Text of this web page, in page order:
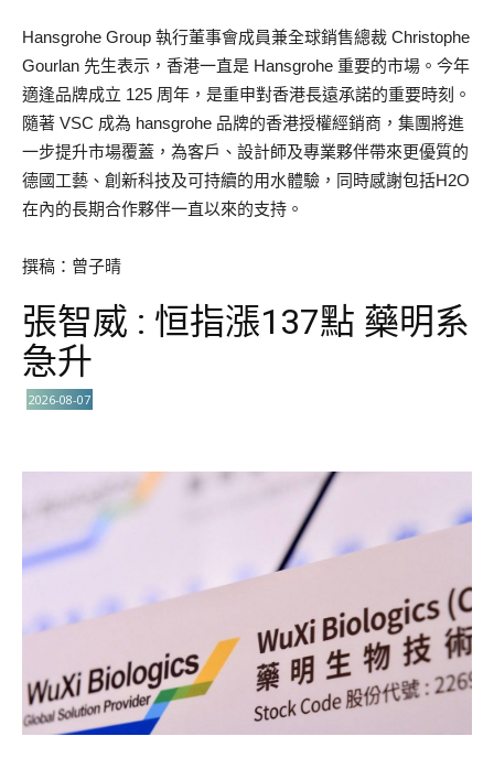
Hansgrohe Group 執行董事會成員兼全球銷售總裁 Christophe
Gourlan 先生表示，香港一直是 Hansgrohe 重要的市場。今年
適逢品牌成立 125 周年，是重申對香港長遠承諾的重要時刻。
隨著 VSC 成為 hansgrohe 品牌的香港授權經銷商，集團將進
一步提升市場覆蓋，為客戶、設計師及專業夥伴帶來更優質的
德國工藝、創新科技及可持續的用水體驗，同時感謝包括H2O
在內的長期合作夥伴一直以來的支持。
撰稿：曾子晴
張智威 : 恒指漲137點 藥明系
急升
2026-08-07